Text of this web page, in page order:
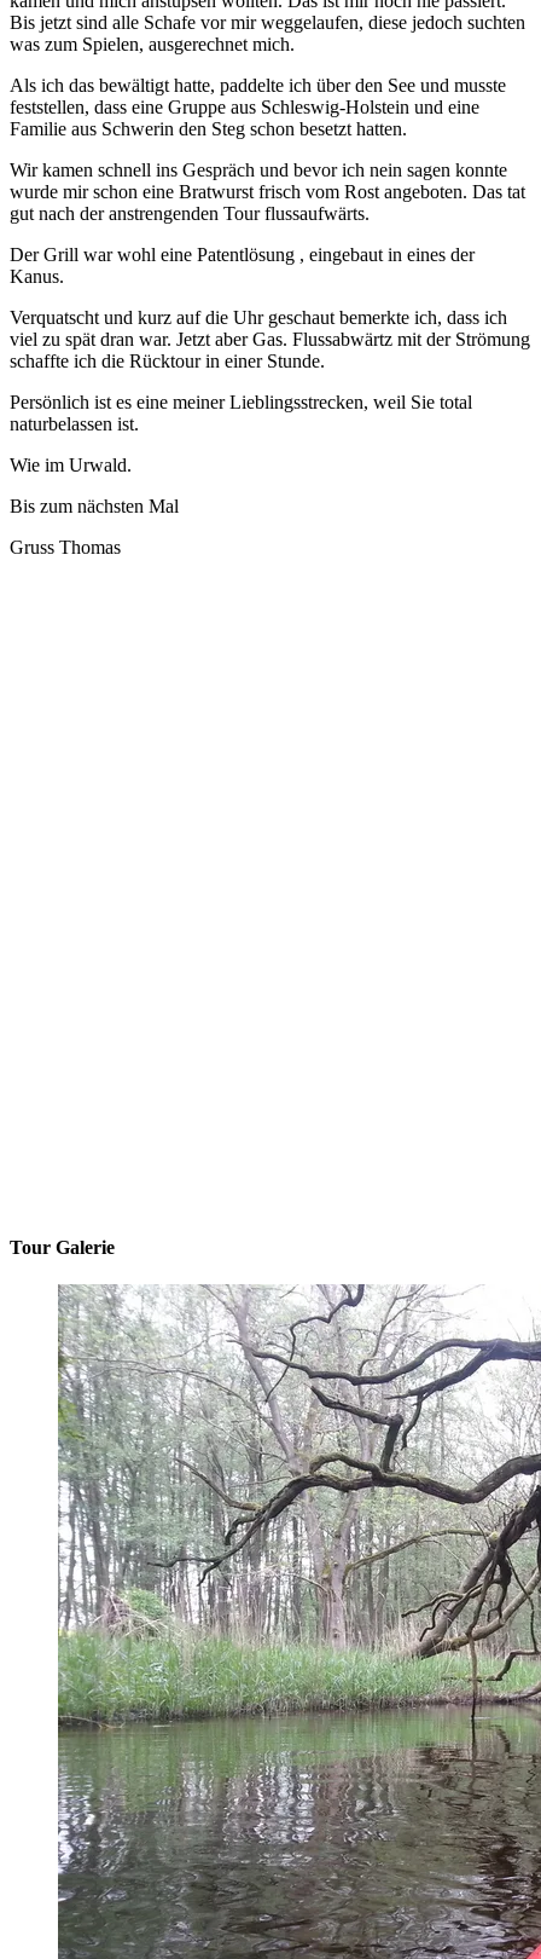
Bis jetzt sind alle Schafe vor mir weggelaufen, diese jedoch suchten
was zum Spielen, ausgerechnet mich.
Als ich das bewältigt hatte, paddelte ich über den See und musste
feststellen, dass eine Gruppe aus Schleswig-Holstein und eine
Familie aus Schwerin den Steg schon besetzt hatten.
Wir kamen schnell ins Gespräch und bevor ich nein sagen konnte
wurde mir schon eine Bratwurst frisch vom Rost angeboten. Das tat
gut nach der anstrengenden Tour flussaufwärts.
Der Grill war wohl eine Patentlösung , eingebaut in eines der
Kanus.
Verquatscht und kurz auf die Uhr geschaut bemerkte ich, dass ich
viel zu spät dran war. Jetzt aber Gas. Flussabwärtz mit der Strömung
schaffte ich die Rücktour in einer Stunde.
Persönlich ist es eine meiner Lieblingsstrecken, weil Sie total
naturbelassen ist.
Wie im Urwald.
Bis zum nächsten Mal
Gruss Thomas
Tour Galerie